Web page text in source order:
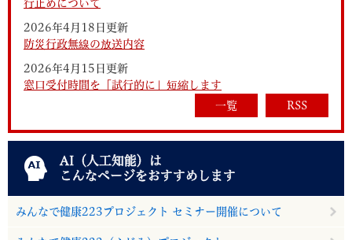
行止めについて
2026年4月18日更新
防災行政無線の放送内容
2026年4月15日更新
窓口受付時間を「試行的に」短縮します
一覧
RSS
AI（人工知能）は
こんなページをおすすめします
みんなで健康223プロジェクト セミナー開催について